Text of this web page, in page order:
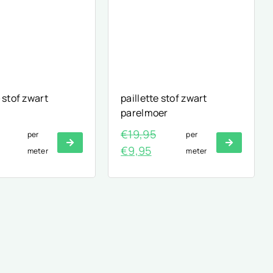
zwart
per
meter
paillette stof zwart
parelmoer
€19,95
Oorspronkelijke
was:
€9,95Huidige
is:
per
meter